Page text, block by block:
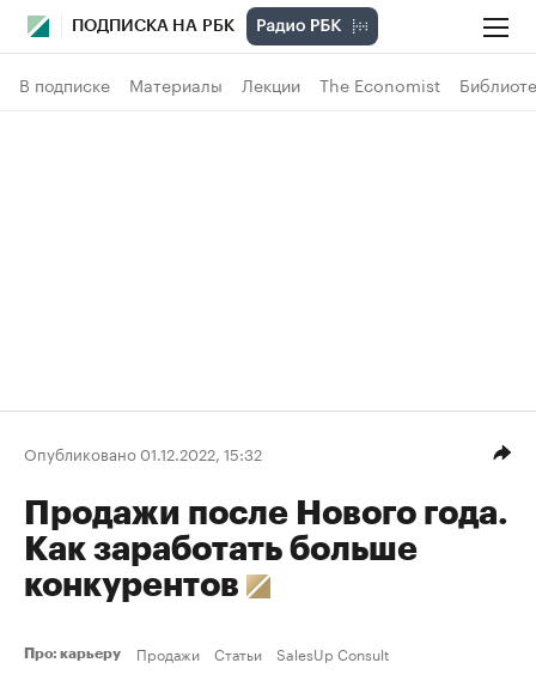
ПОДПИСКА НА РБК
В подписке Материалы Лекции The Economist
Опубликовано 01.12.2022, 15:32
Продажи после Нового года.
Как заработать больше
конкурентов
Про: карьеру Продажи Статьи SalesUp Consult